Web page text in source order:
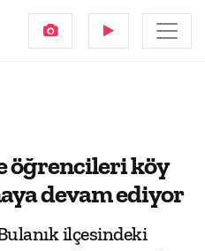
öğrencileri köy
devam ediyor
ilçesindeki